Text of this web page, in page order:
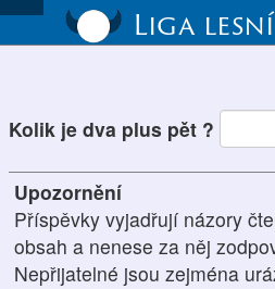
Liga
Kolik je dva plus pět ?
Upozornění
Příspěvky vyjadřují názory
obsah a nenese za něj
Nepřijatelné jsou zejména